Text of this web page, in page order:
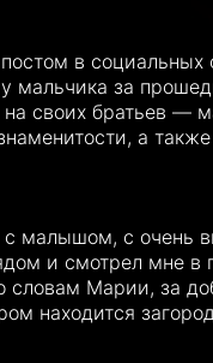
в социальных
мальчика за
на своих братьев —
а также
малышом, с очень
и смотрел мне в
словам Марии, за
находится